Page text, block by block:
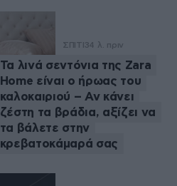
ΣΠΙΤΙ34 λ. πριν
Τα λινά σεντόνια της Zara
Home είναι ο ήρωας του
καλοκαιριού – Αν κάνει
ζέστη τα βράδια, αξίζει να
τα βάλετε στην
κρεβατοκάμαρά σας